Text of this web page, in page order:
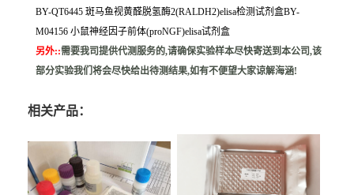
BY-QT6445 斑马鱼视黄醛脱氢酶2(RALDH2)elisa检测试剂盒BY-
M04156 小鼠神经因子前体(proNGF)elisa试剂盒
另外::需要我司提供代测服务的,请确保实验样本尽快寄送到本公司,该
部分实验我们将会尽快给出待测结果,如有不便望大家谅解海涵!
相关产品：